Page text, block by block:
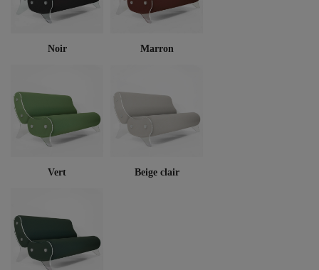
Noir Marron
Vert Beige clair